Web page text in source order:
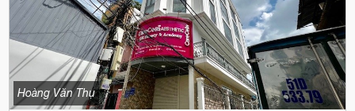
Hoàng Văn Thụ